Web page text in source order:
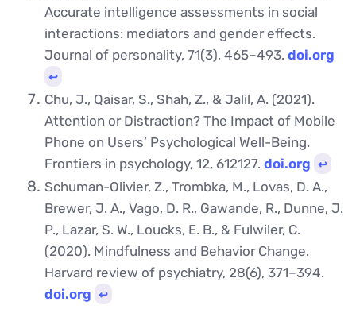
Accurate intelligence assessments in social
interactions: mediators and gender effects.
Journal of personality, 71(3), 465–493. doi.org
↩︎
Chu, J., Qaisar, S., Shah, Z., & Jalil, A. (2021).
Attention or Distraction? The Impact of Mobile
Phone on Users’ Psychological Well-Being.
Frontiers in psychology, 12, 612127. doi.org ↩︎
Schuman-Olivier, Z., Trombka, M., Lovas, D. A.,
Brewer, J. A., Vago, D. R., Gawande, R., Dunne, J.
P., Lazar, S. W., Loucks, E. B., & Fulwiler, C.
(2020). Mindfulness and Behavior Change.
Harvard review of psychiatry, 28(6), 371–394.
doi.org ↩︎